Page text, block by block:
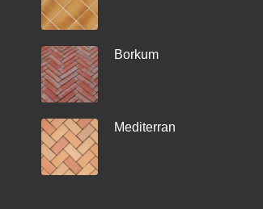
Borkum
Mediterran